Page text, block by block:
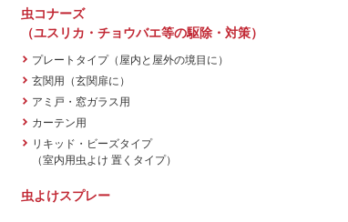
虫コナーズ
（ユスリカ・チョウバエ等の駆除・対策）
プレートタイプ（屋内と屋外の境目に）
玄関用（玄関扉に）
アミ戸・窓ガラス用
カーテン用
リキッド・ビーズタイプ
（室内用虫よけ 置くタイプ）
虫よけスプレー